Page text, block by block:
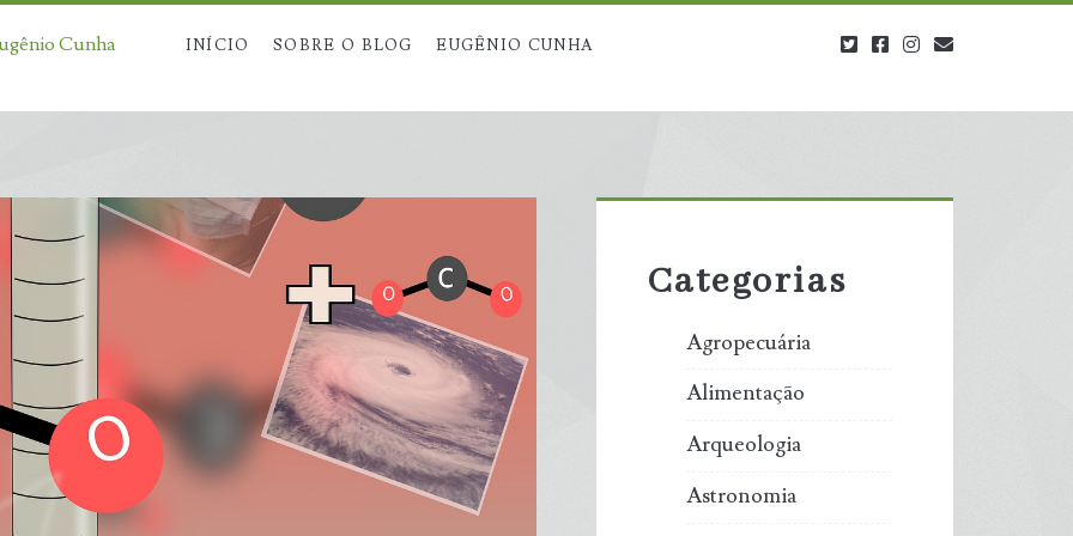
Cunha INÍCIO SOBRE O BLOG EUGÊNIO CUNHA twitterfacebookinstagram
Sidebar
Categorias
Agropecuária
Alimentação
Arqueologia
Astronomia